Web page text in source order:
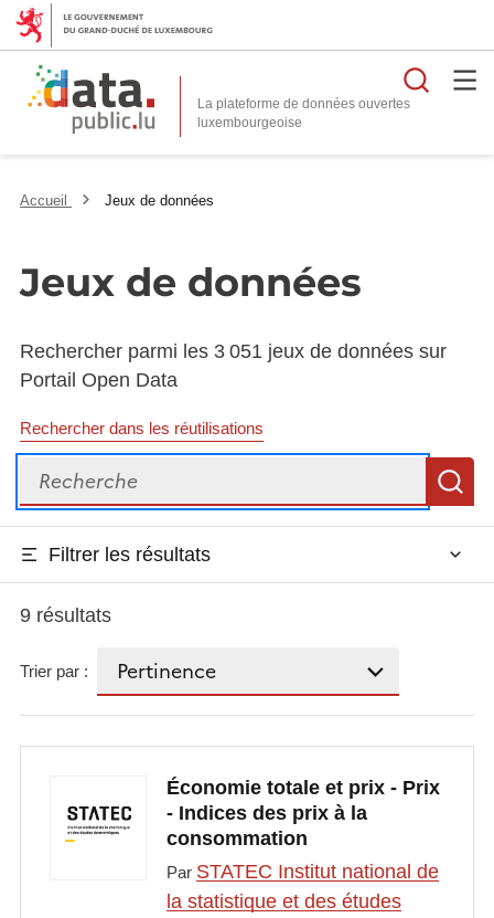
La plateforme de données ouvertes
Accueil Jeux de données
Jeux de données
Rechercher parmi les 3 051 jeux de données sur
Portail Open Data
Rechercher dans les réutilisations
Recherche
Filtrer les résultats
9 résultats
Trier par :
Économie totale et prix - Prix
- Indices des prix à la
consommation
Par STATEC Institut national de
la statistique et des études